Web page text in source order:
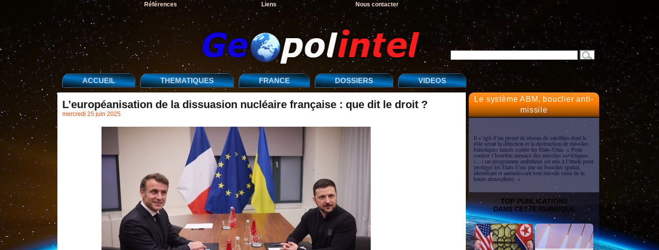
Références Liens Nous contacter
ACCUEIL THEMATIQUES FRANCE DOSSIERS VIDEOS
L’européanisation de la dissuasion nucléaire française : que dit le droit ?
mercredi 25 juin 2025
Le système ABM, bouclier anti-
missile
Il s’agit d’un projet de réseau de satellites dont le
rôle serait la détection et la destruction de missiles
balistiques lancés contre les États-Unis. « Pour
contrer l’horrible menace des missiles soviétiques
(…) un programme ambitieux est mis à l’étude pour
protéger les États-Unis par un bouclier spatial,
identifiant et anéantissant tout missile venu de la
haute atmosphère. »
TOP PUBLICATIONS
DANS CETTE RUBRIQUE